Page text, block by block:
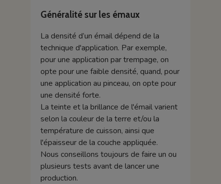
Généralité sur les émaux
La densité d’un émail dépend de la
technique d'application. Par exemple,
pour une application par trempage, on
opte pour une faible densité, quand, pour
une application au pinceau, on opte pour
une densité forte.
La teinte et la brillance de l'émail varient
selon la couleur de la terre et/ou la
température de cuisson, ainsi que
l'épaisseur de la couche appliquée.
Nous conseillons toujours de faire un ou
plusieurs tests avant de lancer une
production.